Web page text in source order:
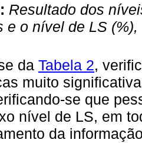
Resultado dos
e o nível de LS
da Tabela 2,
muito
se que
nível de LS, em
da